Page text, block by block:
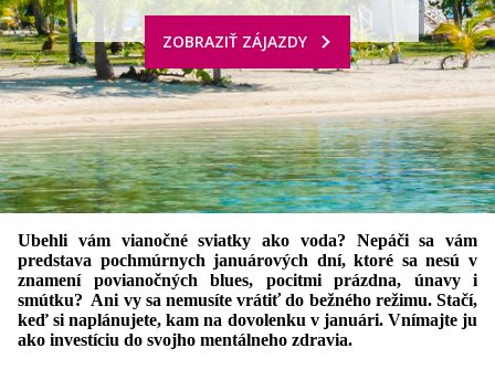
ZOBRAZIŤ ZÁJAZDY
Ubehli vám vianočné sviatky ako voda? Nepáči sa vám
predstava pochmúrnych januárových dní, ktoré sa nesú v
znamení povianočných blues, pocitmi prázdna, únavy i
smútku? Ani vy sa nemusíte vrátiť do bežného režimu. Stačí,
keď si naplánujete, kam na dovolenku v januári. Vnímajte ju
ako investíciu do svojho mentálneho zdravia.